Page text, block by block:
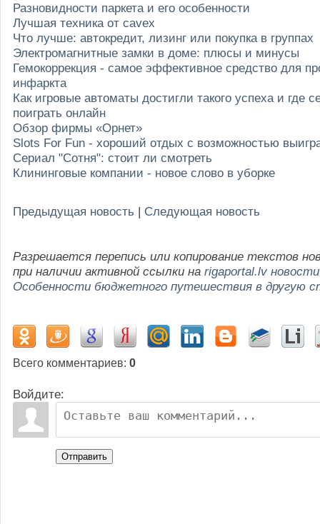
Разновидности паркета и его особенности
Лучшая техника от cavex
Что лучше: автокредит, лизинг или покупка в группах
Электромагнитные замки в доме: плюсы и минусы
Гемокоррекция - самое эффективное средство для
инфаркта
Как игровые автоматы достигли такого успеха и где
поиграть онлайн
Обзор фирмы «Орнет»
Slots For Fun - хороший отдых с возможностью
Сериал "Сотня": стоит ли смотреть
Клининговые компании - новое слово в уборке
Предыдущая новость | Следующая новость
Разрешается перепись или копирование текстов
при наличии активной ссылки на rigaportal.lv новости
Особенности бюджетного путешествия в другую
Всего комментариев: 0
Войдите:
Отправить